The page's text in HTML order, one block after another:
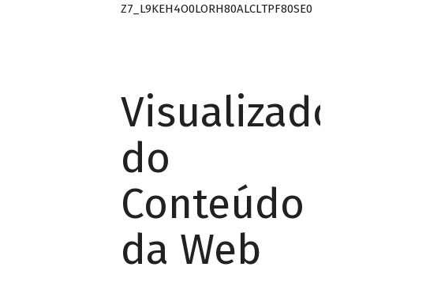
Z7_L9KEH4O0LORH80ALCLTPF80SE0
Visualizador
do
Conteúdo
da Web